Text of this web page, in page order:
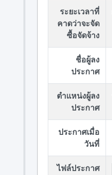
ระยะเวลาที่
คาดว่าจะจัด
ซื้อจัดจ้าง
ชื่อผู้ลง
ประกาศ
ตำแหน่งผู้ลง
ประกาศ
ประกาศเมื่อ
วันที่
ไฟล์ประกาศ